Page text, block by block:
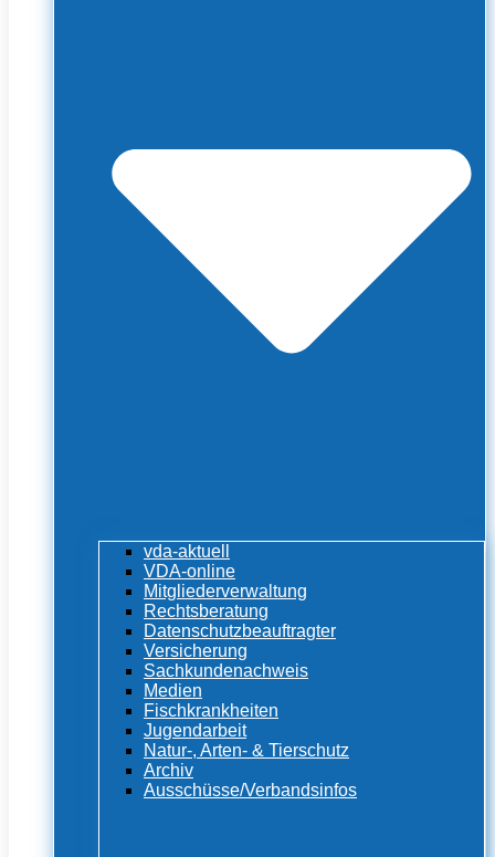
vda-aktuell
VDA-online
Mitgliederverwaltung
Rechtsberatung
Datenschutzbeauftragter
Versicherung
Sachkundenachweis
Medien
Fischkrankheiten
Jugendarbeit
Natur-, Arten- & Tierschutz
Archiv
Ausschüsse/Verbandsinfos